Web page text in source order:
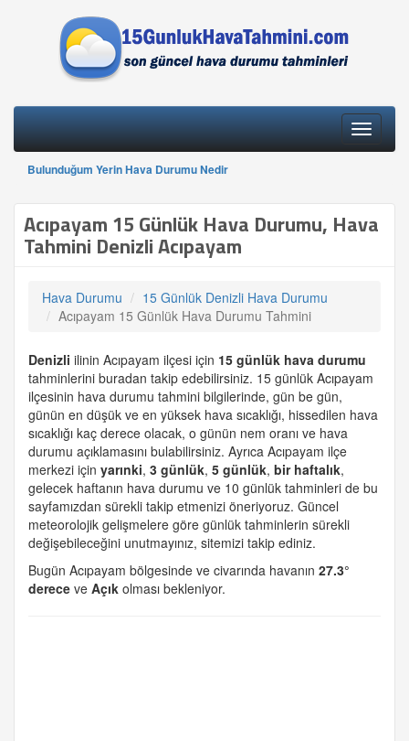
Toggle
Bulunduğum Yerin Hava Durumu Nedir
Acıpayam 15 Günlük Hava Durumu, Hava
Tahmini Denizli Acıpayam
Hava Durumu
15 Günlük Denizli Hava Durumu
Acıpayam 15 Günlük Hava Durumu Tahmini
Denizli ilinin Acıpayam ilçesi için 15 günlük hava durumu
tahminlerini buradan takip edebilirsiniz. 15 günlük Acıpayam
ilçesinin hava durumu tahmini bilgilerinde, gün be gün,
günün en düşük ve en yüksek hava sıcaklığı, hissedilen hava
sıcaklığı kaç derece olacak, o günün nem oranı ve hava
durumu açıklamasını bulabilirsiniz. Ayrıca Acıpayam ilçe
merkezi için yarınki, 3 günlük, 5 günlük, bir haftalık,
gelecek haftanın hava durumu ve 10 günlük tahminleri de bu
sayfamızdan sürekli takip etmenizi öneriyoruz. Güncel
meteorolojik gelişmelere göre günlük tahminlerin sürekli
değişebileceğini unutmayınız, sitemizi takip ediniz.
Bugün Acıpayam bölgesinde ve civarında havanın 27.3°
derece ve Açık olması bekleniyor.